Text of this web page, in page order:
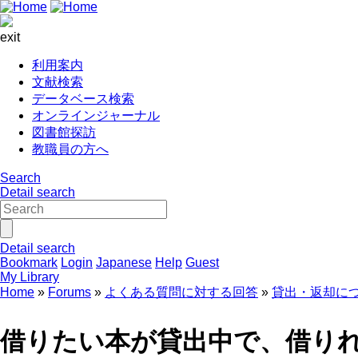
exit
利用案内
文献検索
データベース検索
オンラインジャーナル
図書館探訪
教職員の方へ
Search
Detail search
Detail search
Bookmark Login Japanese Help Guest
My Library
Home
Forums よくある質問に対する回答 貸出・返却に
借りたい本が貸出中で、借り